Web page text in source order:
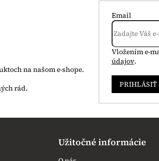
na našom e-shope.
Email
Vložením e-
údajov.
PRIHLÁSIŤ
Užitočné informácie